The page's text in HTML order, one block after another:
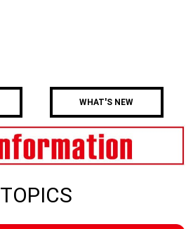
WHAT'S NEW
TOPICS